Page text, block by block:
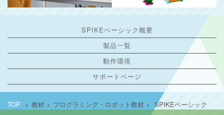
SPIKEベーシック概要
製品一覧
動作環境
サポートページ
TOP > 教材 > プログラミング・ロボット教材 > SPIKEベーシック